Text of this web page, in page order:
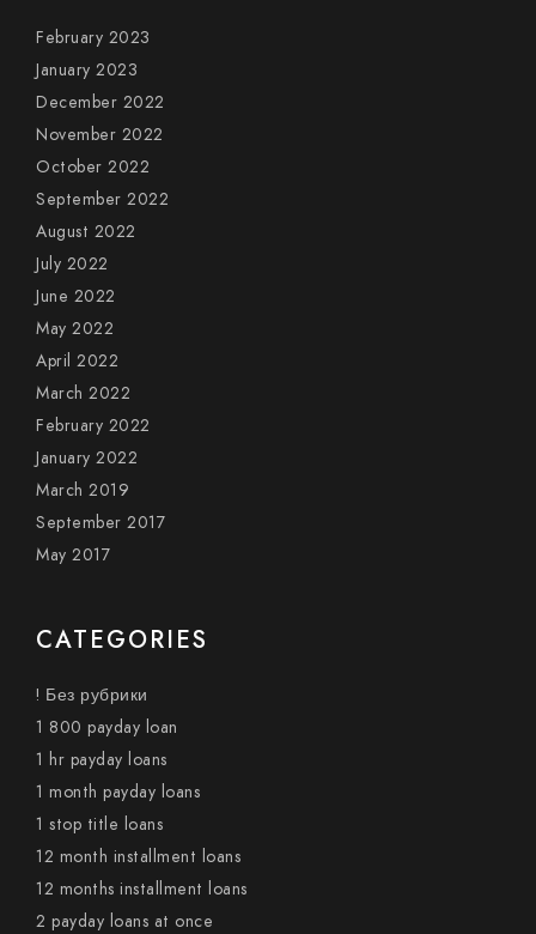
February 2023
January 2023
December 2022
November 2022
October 2022
September 2022
August 2022
July 2022
June 2022
May 2022
April 2022
March 2022
February 2022
January 2022
March 2019
September 2017
May 2017
CATEGORIES
! Без рубрики
1 800 payday loan
1 hr payday loans
1 month payday loans
1 stop title loans
12 month installment loans
12 months installment loans
2 payday loans at once